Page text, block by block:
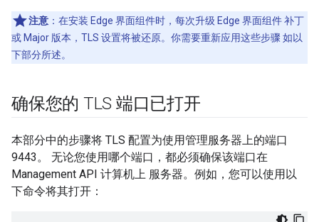
注意 ：在安装 Edge 界面组件时，每次升级 Edge 界面组件 补丁
或 Major 版本，TLS 设置将被还原。你需要重新应用这些步骤 如以
下部分所述。
确保您的 TLS 端口已打开
本部分中的步骤将 TLS 配置为使用管理服务器上的端口
9443。 无论您使用哪个端口，都必须确保该端口在
Management API 计算机上 服务器。例如，您可以使用以
下命令将其打开：